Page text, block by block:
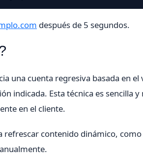
después de 5 segundos.
una cuenta regresiva basada en el
indicada. Esta técnica es sencilla
en el cliente.
refrescar contenido dinámico,